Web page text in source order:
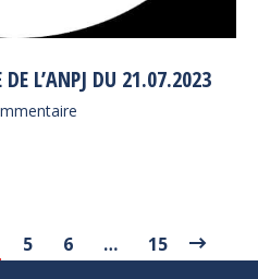
DE L’ANPJ DU 21.07.2023
5 6 … 15